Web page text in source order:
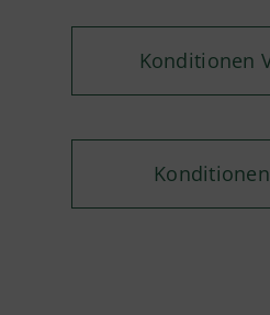
Konditionen